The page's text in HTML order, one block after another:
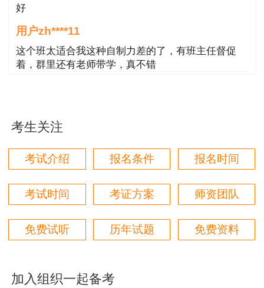
好
用户zh****11
这个班太适合我这种自制力差的了，有班主任督促
着，群里还有老师带学，真不错
用户zh****94
老师们讲的很好，通俗易懂，对小白很友好
用户li****11
建筑专业跟网校过了，今年考其他安全，还是选择网
校。
用户m6****57
用户da****ng
考生关注
考试介绍 报名条件 报名时间
考试时间 考证方案 师资团队
免费试听 历年试题 免费资料
加入组织一起备考